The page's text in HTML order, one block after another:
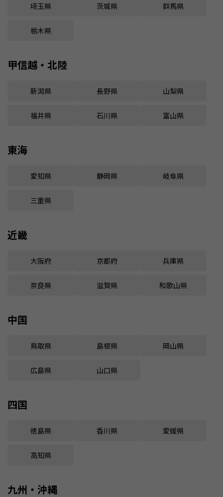
埼玉県 茨城県 群馬県
栃木県
甲信越・北陸
新潟県 長野県 山梨県
福井県 石川県 富山県
東海
愛知県 静岡県 岐阜県
三重県
近畿
大阪府 京都府 兵庫県
奈良県 滋賀県 和歌山県
中国
鳥取県 島根県 岡山県
広島県 山口県
四国
徳島県 香川県 愛媛県
高知県
九州・沖縄